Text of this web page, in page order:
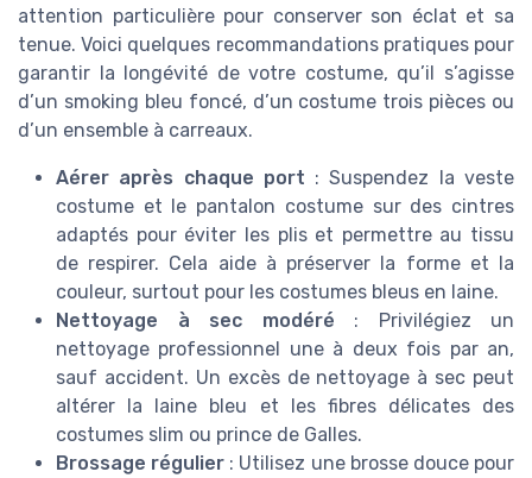
attention particulière pour conserver son éclat et sa
tenue. Voici quelques recommandations pratiques pour
garantir la longévité de votre costume, qu’il s’agisse
d’un smoking bleu foncé, d’un costume trois pièces ou
d’un ensemble à carreaux.
Aérer après chaque port : Suspendez la veste
costume et le pantalon costume sur des cintres
adaptés pour éviter les plis et permettre au tissu
de respirer. Cela aide à préserver la forme et la
couleur, surtout pour les costumes bleus en laine.
Nettoyage à sec modéré : Privilégiez un
nettoyage professionnel une à deux fois par an,
sauf accident. Un excès de nettoyage à sec peut
altérer la laine bleu et les fibres délicates des
costumes slim ou prince de Galles.
Brossage régulier : Utilisez une brosse douce pour